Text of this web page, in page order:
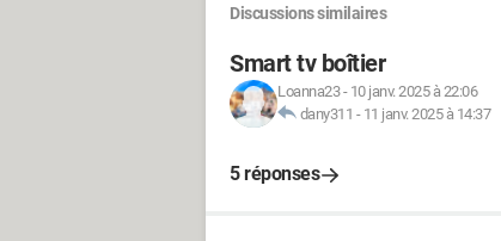
Discussions similaires
Smart tv boîtier
Loanna23- 10 janv. 2025 à 22:06
dany311 - 11 janv. 2025 à 14:37
5 réponses